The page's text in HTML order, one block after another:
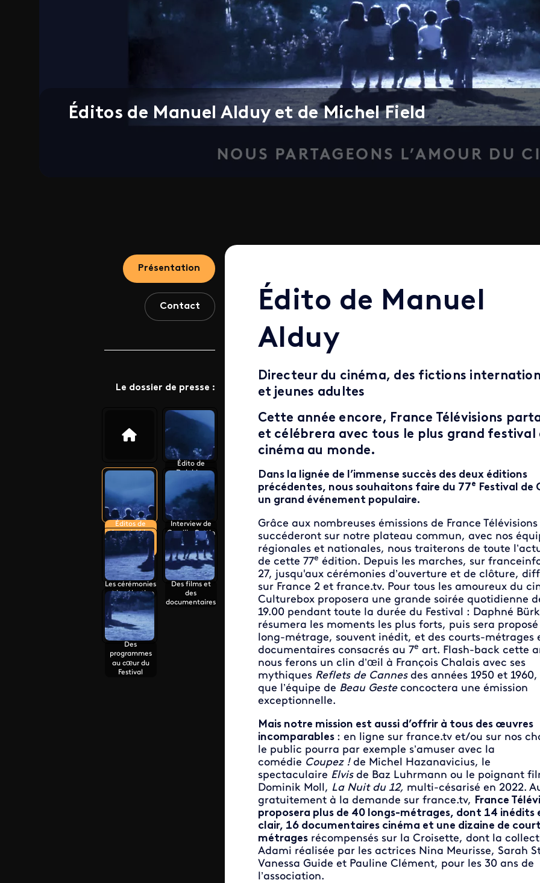
Éditos de Manuel Alduy et de Michel Field
Présentation
Contact
Le dossier de presse :
Édito de
Delphine
Ernotte Cunci
Éditos de
Manuel Alduy
et de Michel
Interview de
Camille Cottin
Les cérémonies
et la sélection
Des films et
des
documentaires
Des
programmes
au cœur du
Festival
Édito de Manuel
Alduy
Directeur du cinéma, des fictions
et jeunes adultes
Cette année encore, France Télévisions
et célébrera avec tous le plus grand festival
cinéma au monde.
Dans la lignée de l’immense succès des deux éditions
précédentes, nous souhaitons faire du 77e Festival de
un grand événement populaire.
Grâce aux nombreuses émissions de France Télévisions
succéderont sur notre plateau commun, avec nos
régionales et nationales, nous traiterons de toute
de cette 77e édition. Depuis les marches, sur
27, jusqu'aux cérémonies d’ouverture et de clôture,
sur France 2 et france.tv. Pour tous les amoureux du
Culturebox proposera une grande soirée quotidienne
19.00 pendant toute la durée du Festival : Daphné
résumera les moments les plus forts, puis sera
long-métrage, souvent inédit, et des courts-métrages
documentaires consacrés au 7e art. Flash-back cette
nous ferons un clin d’œil à François Chalais avec ses
mythiques Reflets de Cannesdes années 1950 et
que l’équipe de Beau Gesteconcoctera une émission
exceptionnelle.
Mais notre mission est aussi d’offrir à tous des œuvres
incomparables : en ligne sur france.tv et/ou sur nos
le public pourra par exemple s’amuser avec la
comédie Coupez ! de Michel Hazanavicius, le
spectaculaire Elvisde Baz Luhrmann ou le poignant
Dominik Moll, La Nuit du 12, multi-césarisé en 2022.
gratuitement à la demande sur france.tv, France
proposera plus de 40 longs-métrages, dont 14 inédits
clair, 16 documentaires cinéma et une dizaine de
métragesrécompensés sur la Croisette, dont la
Adami réalisée par les actrices Nina Meurisse, Sarah
Vanessa Guide et Pauline Clément, pour les 30 ans de
l’association.